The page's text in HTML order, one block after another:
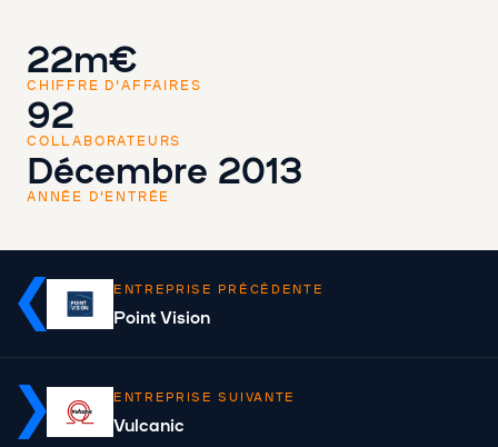
22m€
CHIFFRE D'AFFAIRES
92
COLLABORATEURS
Décembre 2013
ANNÉE D'ENTRÉE
ENTREPRISE PRÉCÉDENTE
Point Vision
ENTREPRISE SUIVANTE
Vulcanic